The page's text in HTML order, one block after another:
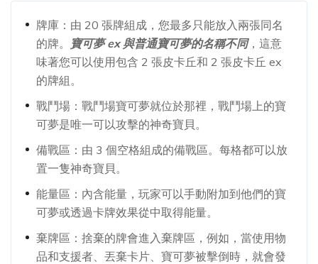
牌庫：由 20 張牌組成，您最多只能放入兩張同名
的牌。 寶可夢 ex 與普通寶可夢的名稱不同，這意
味著您可以使用包含 2 張皮卡丘和 2 張皮卡丘 ex
的牌組。
戰鬥場：戰鬥場寶可夢就位於那裡，戰鬥場上的寶
可夢是唯一可以攻擊的神奇寶貝。
備戰區：由 3 個空格組成的備戰區。每格都可以放
置一隻神奇寶貝。
能量區：內含能量，玩家可以手動附加到他們的寶
可夢或透過卡牌效果從中取得能量。
棄牌區：捨棄的牌會進入棄牌區，例如，當使用物
品和支援者、丟棄卡片、寶可夢被擊倒時，就會發